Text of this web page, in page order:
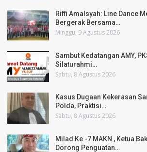
Riffi Amalsyah: Line Dance
Bergerak Bersama…
Minggu, 9 Agustus 2026
Sambut Kedatangan AMY,
Silaturahmi…
Sabtu, 8 Agustus 2026
Kasus Dugaan Kekerasan
Polda, Praktisi…
Sabtu, 8 Agustus 2026
Milad Ke -7 MAKN , Ketua
Dorong Penguatan…